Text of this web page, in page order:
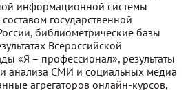
информационной системы
государственной
библиометрические базы
Всероссийской
«Я – профессионал», результаты
анализа СМИ и социальных медиа
агрегаторов онлайн-курсов,